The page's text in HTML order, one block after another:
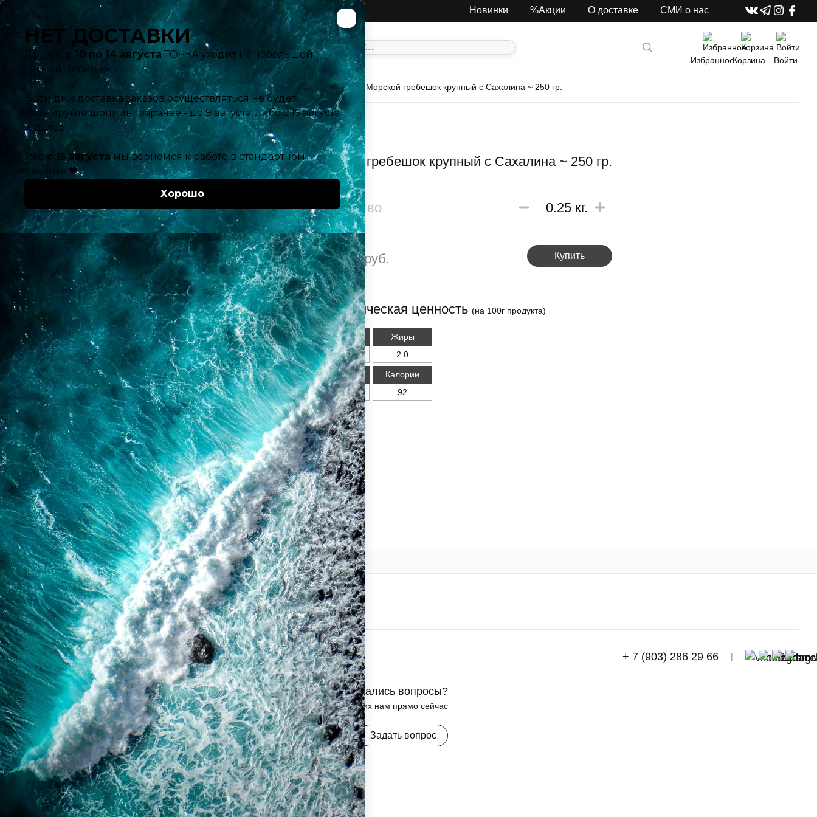
Ближайшая доставка: Завтра с 12:00 Москва Новинки %Акции О доставке СМИ о нас
ИзбранноеКорзина Войти
Главная Рыба, икра, морепродукты Крабовое мясо, креветки, гребешки Морской гребешок крупный с Сахалина ~ 250 гр.
1500 руб.
Морской гребешок крупный с Сахалина ~ 250 гр.
Количество 0.25 кг.
1500руб. Купить
Энергетическая ценность (на 100г продукта)
Белки
17.0
Жиры
2.0
Углеводы
3.0
Калории
92
+ 7 (903) 286 29 66 |
Поддержка
Контакты
Как вернуть или обменять
Доставка и оплата
Покупателям
Программа лояльности
Подарочные сертификаты
Для регионов
Агротуризм
Рецепты
Бизнесу
Мы принимаем:
Остались вопросы?
Задайте их нам прямо сейчас
Задать вопрос